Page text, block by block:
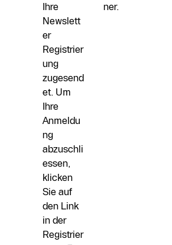
Ihre
Newslett
er
Registrier
ung
zugesend
et. Um
Ihre
Anmeldu
ng
abzuschli
essen,
klicken
Sie auf
den Link
in der
Registrier
ner.